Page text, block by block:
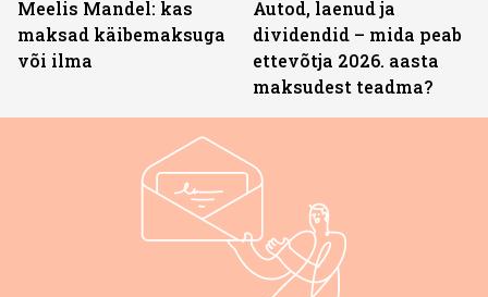
Meelis Mandel: kas
maksad käibemaksuga
või ilma
Autod, laenud ja
dividendid – mida peab
ettevõtja 2026. aasta
maksudest teadma?